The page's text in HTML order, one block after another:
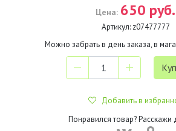
Цена: 650 руб.
Артикул: z07477777
Можно забрать в день заказа, в
Добавить в
Понравился товар? Расскажи